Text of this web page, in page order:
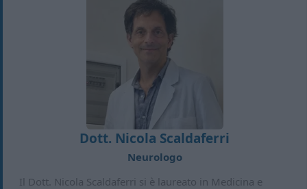
Dott. Nicola Scaldaferri
Neurologo
Il Dott. Nicola Scaldaferri si è laureato in Medicina e